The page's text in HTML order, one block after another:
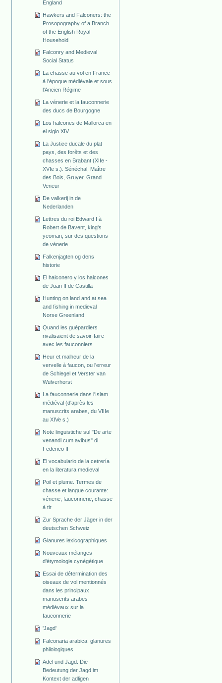
England
Hawkers and Falconers: the
Prosopography of a Branch
of the English Royal
Household
Falconry and Medieval
Social Status
La chasse au vol en France
à l'époque médiévale et sous
l'Ancien Régime
La vénerie et la fauconnerie
des ducs de Bourgogne
Los halcones de Mallorca en
el siglo XIV
La Justice ducale du plat
pays, des forêts et des
chasses en Brabant (XIIe -
XVIe s.). Sénéchal, Maître
des Bois, Gruyer, Grand
Veneur
De valkerij in de
Nederlanden
Lettres du roi Edward I à
Robert de Bavent, king's
yeoman, sur des questions
de vénerie
Falkenjagten og dens
historie
El halconero y los halcones
de Juan II de Castilla
Hunting on land and at sea
and fishing in medieval
Norse Greenland
Quand les guépardiers
rivalisaient de savoir-faire
avec les fauconniers
Heur et malheur de la
vervelle à faucon, ou l'erreur
de Schlegel et Verster van
Wulverhorst
La fauconnerie dans l'Islam
médiéval (d'après les
manuscrits arabes, du VIIIe
au XIVe s.)
Note linguistiche sul "De arte
venandi cum avibus" di
Federico II
El vocabulario de la cetrería
en la literatura medieval
Poil et plume. Termes de
chasse et langue courante:
vénerie, fauconnerie, chasse
à tir
Zur Sprache der Jäger in der
deutschen Schweiz
Glanures lexicographiques
Nouveaux mélanges
d'étymologie cynégétique
Essai de détermination des
oiseaux de vol mentionnés
dans les principaux
manuscrits arabes
médiévaux sur la
fauconnerie
'Jagd'
Falconaria arabica: glanures
philologiques
Adel und Jagd. Die
Bedeutung der Jagd im
Kontext der adligen